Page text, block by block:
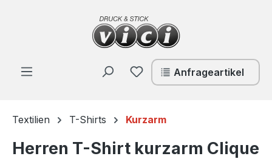
Zum Hauptinhalt springen
Du hast 0 Produkte auf
Anfrageartikel
Textilien T-Shirts Kurzarm
Herren T-Shirt kurzarm Clique